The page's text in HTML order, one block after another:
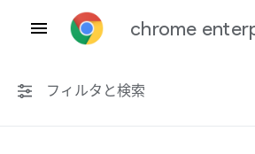
chrome
フィルタと検索